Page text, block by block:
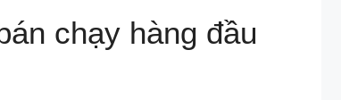
chạy hàng đầu